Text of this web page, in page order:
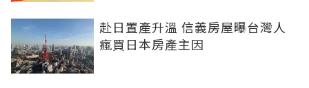
赴日置產升溫 信義房屋曝台灣人
瘋買日本房產主因